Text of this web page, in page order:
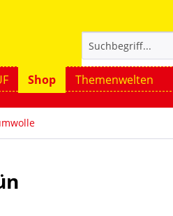
Shop Themenwelten